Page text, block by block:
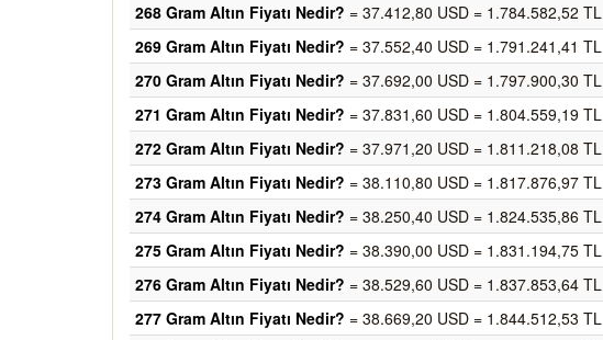
268 Gram Altın Fiyatı Nedir? = 37.412,80 USD = 1.784.582,52 TL
269 Gram Altın Fiyatı Nedir? = 37.552,40 USD = 1.791.241,41 TL
270 Gram Altın Fiyatı Nedir? = 37.692,00 USD = 1.797.900,30 TL
271 Gram Altın Fiyatı Nedir? = 37.831,60 USD = 1.804.559,19 TL
272 Gram Altın Fiyatı Nedir? = 37.971,20 USD = 1.811.218,08 TL
273 Gram Altın Fiyatı Nedir? = 38.110,80 USD = 1.817.876,97 TL
274 Gram Altın Fiyatı Nedir? = 38.250,40 USD = 1.824.535,86 TL
275 Gram Altın Fiyatı Nedir? = 38.390,00 USD = 1.831.194,75 TL
276 Gram Altın Fiyatı Nedir? = 38.529,60 USD = 1.837.853,64 TL
277 Gram Altın Fiyatı Nedir? = 38.669,20 USD = 1.844.512,53 TL